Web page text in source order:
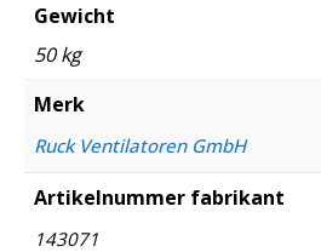
Gewicht
50 kg
Merk
Ruck Ventilatoren GmbH
Artikelnummer fabrikant
143071